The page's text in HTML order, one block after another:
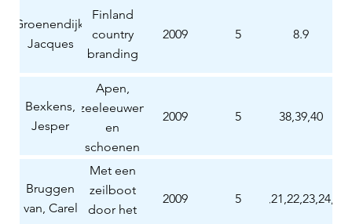
Groenendijk,
Jacques
Finland
country
branding
2009 5 8.9
Bexkens,
Jesper
Apen,
zeeleeuwen
en
schoenen
voor de
giraffe
2009 5 38,39,40
Bruggen
van, Carel
Met een
zeilboot
door het
2009 5 20,21,22,23,24,25